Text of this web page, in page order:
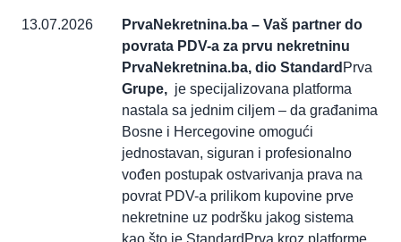
13.07.2026
PrvaNekretnina.ba – Vaš partner do
povrata PDV-a za prvu nekretninu
PrvaNekretnina.ba, dio Standard Prva
Grupe, je specijalizovana platforma
nastala sa jednim ciljem – da građanima
Bosne i Hercegovine omogući
jednostavan, siguran i profesionalno
vođen postupak ostvarivanja prava na
povrat PDV-a prilikom kupovine prve
nekretnine uz podršku jakog sistema